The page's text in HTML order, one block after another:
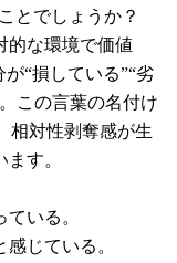
とでしょうか？
的な環境で価値
“損している”“劣
この言葉の名付け
相対性剥奪感が生
す。
いる。
じている。